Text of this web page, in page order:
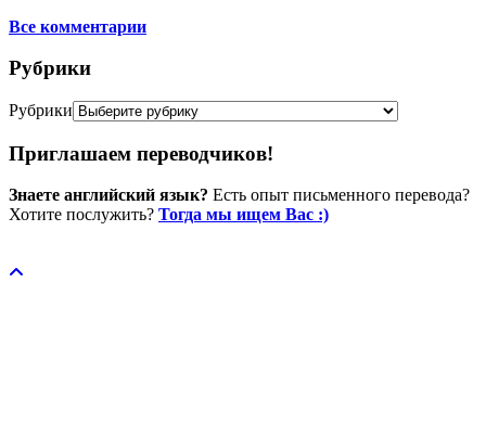
Все комментарии
Рубрики
Рубрики
Приглашаем переводчиков!
Знаете английский язык? Есть опыт письменного перевода?
Хотите послужить? Тогда мы ищем Вас :)